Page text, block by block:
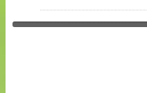
NÄTverket